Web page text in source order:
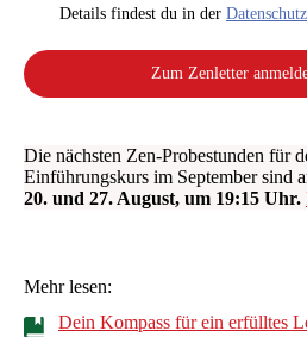
Details findest du in der
Zum Zenletter
Die nächsten Zen-Probestunden für
Einführungskurs im September sind
20. und 27. August, um 19:15 Uhr.
Mehr lesen:
Dein Kompass für ein erfülltes